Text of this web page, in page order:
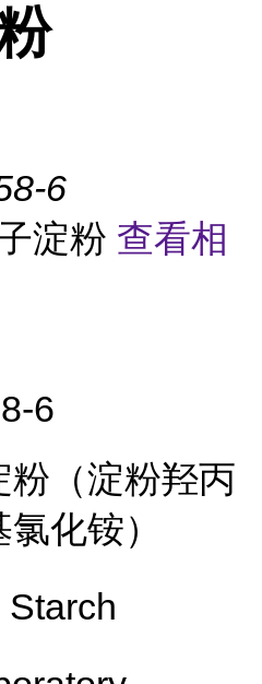
6
淀粉 查看相
6
粉（淀粉羟丙
化铵）